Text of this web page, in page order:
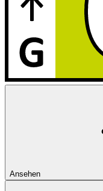
Ansehen